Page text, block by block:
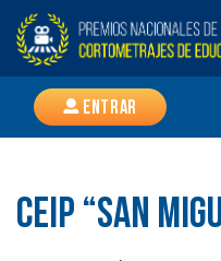
Entrar
CEIP “SAN